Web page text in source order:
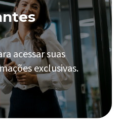
acessar suas
exclusivas.